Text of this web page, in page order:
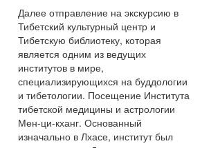
Далее отправление на экскурсию в
Тибетский культурный центр и
Тибетскую библиотеку, которая
является одним из ведущих
институтов в мире,
специализирующихся на буддологии
и тибетологии. Посещение Института
тибетской медицины и астрологии
Мен-ци-кханг. Основанный
изначально в Лхасе, институт был